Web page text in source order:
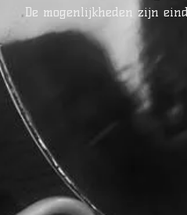
De mogenlijkheden zijn